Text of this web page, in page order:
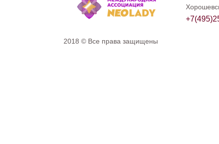
2018 © Все права защищены